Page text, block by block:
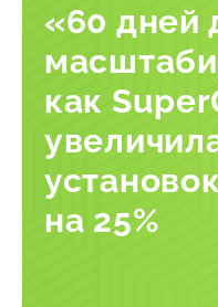
«60 дней
как
на 25%